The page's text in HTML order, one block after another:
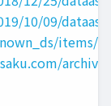
10/09/
items/